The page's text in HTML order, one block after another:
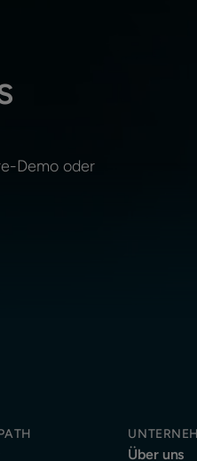
Demo oder
Über uns